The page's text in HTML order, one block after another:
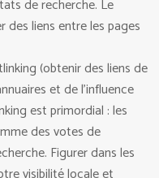
de recherche. Le
des liens entre les pages
(obtenir des liens de
et de l’influence
est primordial : les
des votes de
Figurer dans les